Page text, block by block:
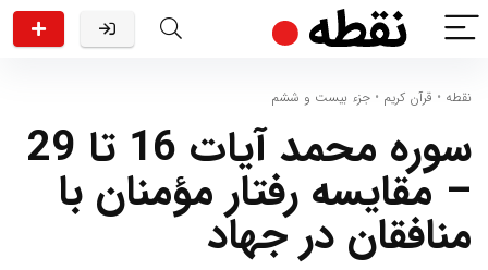
نقطه • قرآن کریم • جزء بیست و ششم
سوره محمد آیات 16 تا 29
– مقایسه رفتار مؤمنان با
منافقان در جهاد